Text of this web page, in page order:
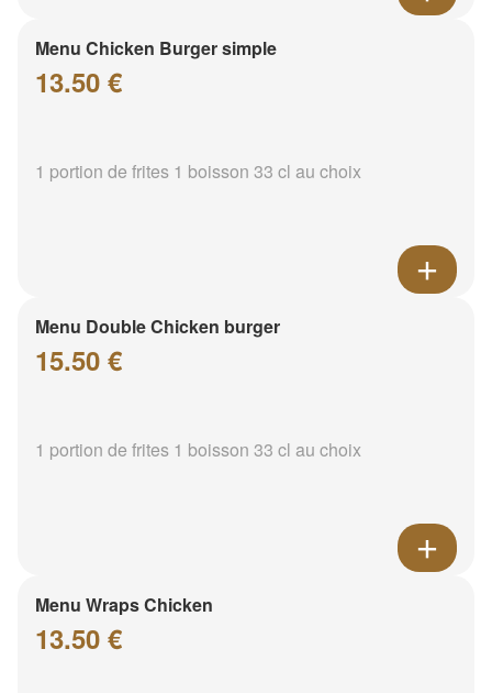
Menu Chicken Burger simple
13.50 €
1 portion de frites 1 boisson 33 cl au choix
Menu Double Chicken burger
15.50 €
1 portion de frites 1 boisson 33 cl au choix
Menu Wraps Chicken
13.50 €